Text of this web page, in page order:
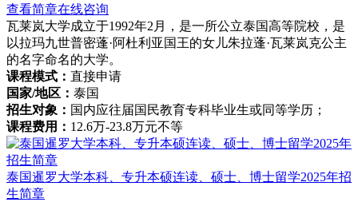
查看简章在线咨询
瓦莱岚大学成立于1992年2月，是一所公立泰国高等院校，是
以拉玛九世普密蓬·阿杜利亚国王的女儿朱拉蓬·瓦莱岚克公主
的名字命名的大学。
课程模式： 直接申请
国家/地区： 泰国
招生对象： 国内应往届国民教育专科毕业生或同等学历；
课程费用： 12.6万-23.8万元不等
泰国暹罗大学本科、专升本硕连读、硕士、博士留学2025年招
生简章